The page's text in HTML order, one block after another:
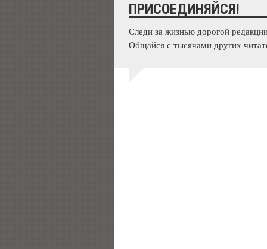
ПРИСОЕДИНЯЙСЯ!
Следи за жизнью дорогой
Общайся с тысячами других